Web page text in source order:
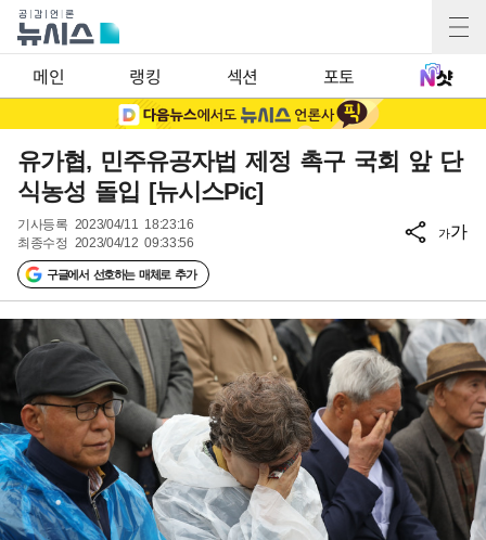
메인 랭킹 섹션 포토
유가협, 민주유공자법 제정 촉구 국회 앞 단
식농성 돌입 [뉴시스Pic]
기사등록 2023/04/11 18:23:16
최종수정 2023/04/12 09:33:56
구글에서 선호하는 매체로 추가
가가